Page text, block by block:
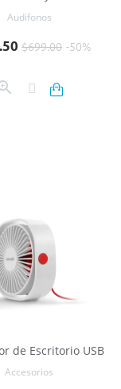
Audifonos
$699.00 -50%
de Escritorio USB
Accesorios